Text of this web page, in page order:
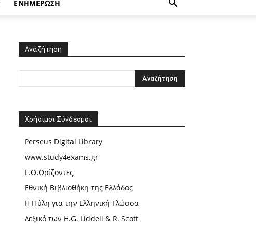
ΕΝΗΜΕΡΩΣΗ
Αναζήτηση
Χρήσιμοι Σύνδεσμοι
Perseus Digital Library
www.study4exams.gr
Ε.Ο.Ορίζοντες
Εθνική Βιβλιοθήκη της Ελλάδος
Η Πύλη για την Ελληνική Γλώσσα
Λεξικό των H.G. Liddell & R. Scott